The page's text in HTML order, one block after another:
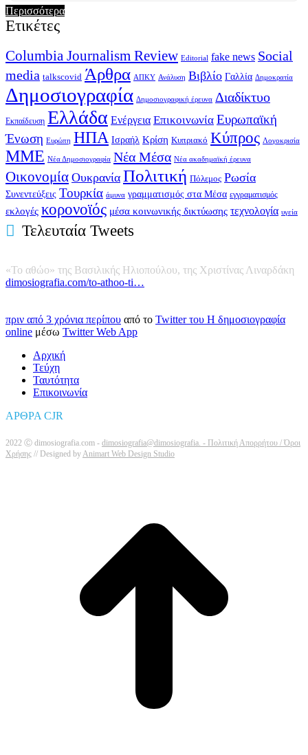
Περισσότερα
Ετικέτες
Columbia Journalism Review Editorial fake news Social
media talkscovid Άρθρα ΑΠΚΥ Ανάλυση Βιβλίο Γαλλία Δημοκρατία
Δημοσιογραφία Δημοσιογραφική έρευνα Διαδίκτυο
Εκπαίδευση Ελλάδα Ενέργεια Επικοινωνία Ευρωπαϊκή
Ένωση Ευρώπη ΗΠΑ Ισραήλ Κρίση Κυπριακό Κύπρος Λογοκρισία
ΜΜΕ Νέα Δημοσιογραφία Νέα Μέσα Νέα ακαδημαϊκή έρευνα
Οικονομία Ουκρανία Πολιτική Πόλεμος Ρωσία
Συνεντεύξεις Τουρκία άμυνα γραμματισμός στα Μέσα εγγραματισμός
εκλογές κορονοϊός μέσα κοινωνικής δικτύωσης τεχνολογία υγεία
Τελευταία Tweets
«Το αθώο» της Βασιλικής Ηλιοπούλου, της Χριστίνας Λιναρδάκη
dimosiografia.com/to-athoo-ti…
πριν από 3 χρόνια περίπου από το Twitter του Η δημοσιογραφία
online μέσω Twitter Web App
Αρχική
Τεύχη
Ταυτότητα
Επικοινωνία
ΑΡΘΡΑ CJR
2022 Ⓒ dimosiografia.com - dimosiografia@dimosiografia. - Πολιτική Απορρήτου / Όροι
Χρήσης // Designed byAnimart Web Design Studio